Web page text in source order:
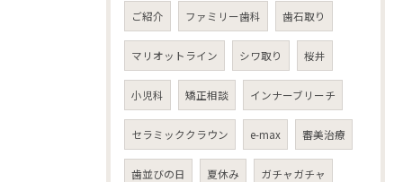
ご紹介 ファミリー歯科 歯石取り
マリオットライン シワ取り 桜井
小児科 矯正相談 インナーブリーチ
セラミッククラウン e-max 審美治療
歯並びの日 夏休み ガチャガチャ